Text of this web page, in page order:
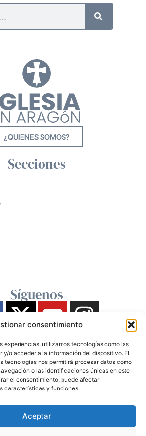
consentimiento
experiencias, utilizamos tecnologías como las
y/o acceder a la información del dispositivo. El
tecnologías nos permitirá procesar datos como
o las identificaciones únicas en este
el consentimiento, puede afectar
características y funciones.
Aceptar
¿QUIENES SOMOS?
Secciones
Síguenos